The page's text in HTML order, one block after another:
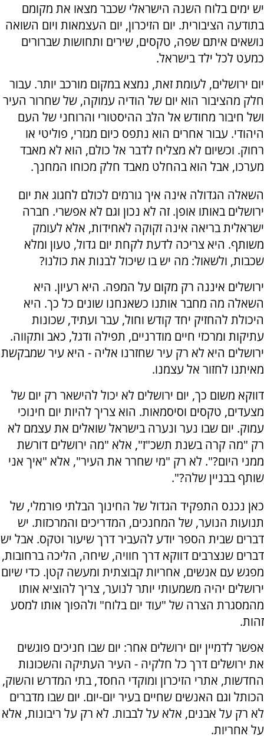
יש ימים בלוח השנה הישראלי שכבר מצאו את מקומם
בתודעה הציבורית. יום הזיכרון, יום העצמאות ויום השואה
נושאים איתם שפה, טקסים, שירים ותחושות שברורים
כמעט לכל ילד בישראל.
יום ירושלים, לעומת זאת, נמצא במקום מורכב יותר. עבור
חלק מהציבור הוא יום של הודיה עמוקה, של שחרור העיר
ושל חיבור מחודש אל הלב ההיסטורי והרוחני של העם
היהודי. עבור אחרים הוא נתפס כיום מגזרי, פוליטי או
רחוק. וכשיום לא מצליח לדבר אל כולם, הוא לא מאבד
מערכו, אבל הוא בהחלט מאבד חלק מכוחו המחנך.
השאלה הגדולה אינה איך גורמים לכולם לחגוג את יום
ירושלים באותו אופן. זה לא נכון וגם לא אפשרי. חברה
ישראלית בריאה אינה זקוקה לאחידות, אלא לעומק
משותף. היא צריכה לדעת לקחת יום גדול, טעון ומלא
שכבות, ולשאול: מה יש בו שיכול לבנות את כולנו?
ירושלים איננה רק מקום על המפה. היא רעיון. היא
השאלה מה מחבר אותנו כשאנחנו שונים כל כך. היא
היכולת להחזיק יחד קודש וחול, עבר ועתיד, שכונות
עתיקות ומרכזי חיים מודרניים, תפילה ודגל, כאב ותקווה.
ירושלים היא לא רק עיר שחזרנו אליה - היא עיר שמבקשת
מאיתנו לחזור אל עצמנו.
דווקא משום כך, יום ירושלים לא יכול להישאר רק יום של
מצעדים, טקסים וסיסמאות. הוא צריך להיות יום חינוכי
עמוק. יום שבו נער ונערה בישראל שואלים את עצמם לא
רק "מה קרה בשנת תשכ"ז", אלא "מה ירושלים דורשת
ממני היום?". לא רק "מי שחרר את העיר", אלא "איך אני
שותף בבניין שלה?".
כאן נכנס התפקיד הגדול של החינוך הבלתי פורמלי, של
תנועות הנוער, של המחנכים, המדריכים והמרכזות. יש
דברים שבית הספר יודע להעביר דרך שיעור וטקס. אבל יש
דברים שנצרבים דווקא דרך חוויה, שיחה, הליכה ברחובות,
מפגש עם אנשים, אחריות קבוצתית ומעשה קטן. כדי שיום
ירושלים יהיה משמעותי יותר לנוער, צריך להוציא אותו
מהמסגרת הצרה של "עוד יום בלוח" ולהפוך אותו למסע
זהות.
אפשר לדמיין יום ירושלים אחר: יום שבו חניכים פוגשים
את ירושלים דרך כל חלקיה - העיר העתיקה והשכונות
החדשות, אתרי הזיכרון ומוקדי החסד, בתי המדרש והשוק,
הכותל וגם האנשים שחיים בעיר יום-יום. יום שבו מדברים
לא רק על אבנים, אלא על לבבות. לא רק על ריבונות, אלא
על אחריות.